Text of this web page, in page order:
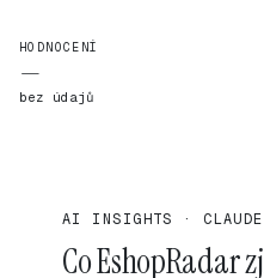
HODNOCENÍ
—
bez údajů
AI INSIGHTS · CLAUDE
Co EshopRadar